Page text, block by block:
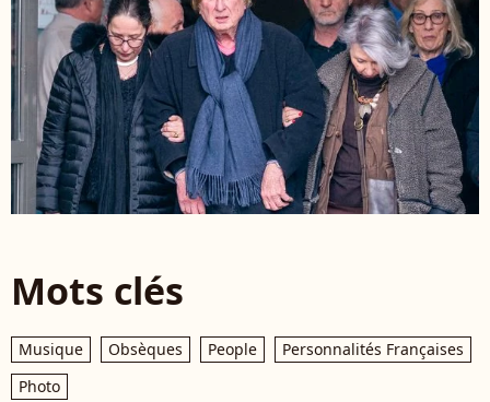
Mots clés
Musique Obsèques People
Personnalités Françaises
Photo